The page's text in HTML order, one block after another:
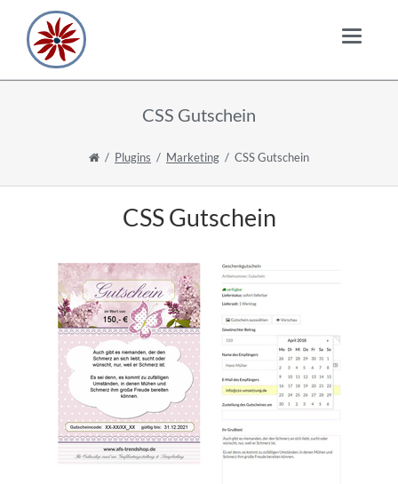
CSS Gutschein
Plugins Marketing CSS Gutschein
CSS Gutschein